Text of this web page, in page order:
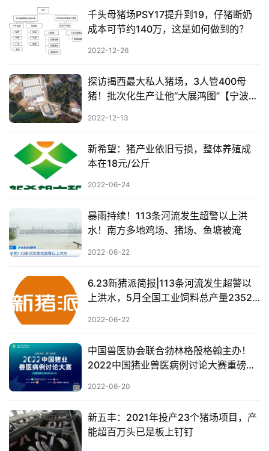
今
日
千头母猪场PSY17提升到19，仔猪断奶
成本可节约140万，这是如何做到的？
2022-12-26
探访揭西最大私人猪场，3人管400母
猪！批次化生产让他“大展鸿图”【宁波三
2022-12-13
新希望：猪产业依旧亏损，整体养殖成
本在18元/公斤
2022-06-24
暴雨持续！113条河流发生超警以上洪
水！南方多地鸡场、猪场、鱼塘被淹
2022-06-22
6.23新猪派简报|113条河流发生超警以
上洪水，5月全国工业饲料总产量2352
2022-06-22
中国兽医协会联合勃林格殷格翰主办！
2022中国猪业兽医病例讨论大赛重磅来
2022-06-20
新五丰：2021年投产23个猪场项目，产
能超百万头已是板上钉钉